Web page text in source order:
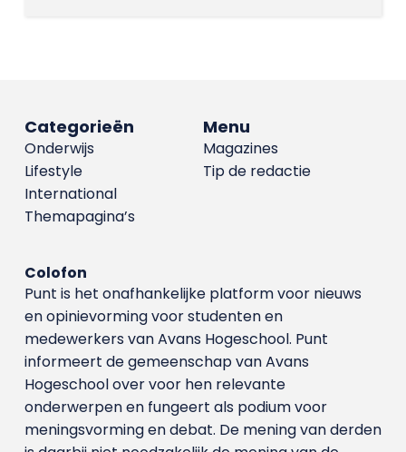
Menu
Magazines
Tip de redactie
Categorieën
Onderwijs
Lifestyle
International
Themapagina’s
Colofon
Punt is het onafhankelijke platform voor nieuws
en opinievorming voor studenten en
medewerkers van Avans Hoge­school. Punt
informeert de gemeenschap van Avans
Hogeschool over voor hen relevante
onderwerpen en fungeert als podium voor
meningsvorming en debat. De mening van derden